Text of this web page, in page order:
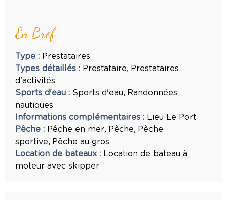
En Bref
Type : Prestataires
Types détaillés : Prestataire Prestataires
d'activités
Sports d'eau : Sports d'eau Randonnées
nautiques
Informations complémentaires : Lieu Le Port
Pêche : Pêche en mer Pêche Pêche
sportive Pêche au gros
Location de bateaux : Location de bateau à
moteur avec skipper